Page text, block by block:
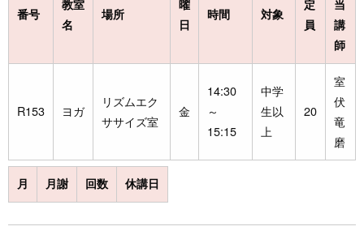
番号
教室
名
場所
曜
日
時間 対象
定
員
当
講
師
R153 ヨガ
リズムエク
ササイズ室
金
14:30
～
15:15
中学
生以
上
20
室
伏
竜
磨
月 月謝 回数 休講日